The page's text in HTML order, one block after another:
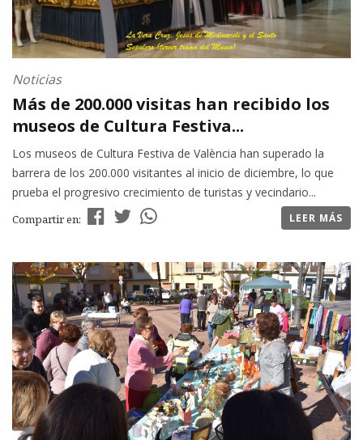
Noticias
Más de 200.000 visitas han recibido los
museos de Cultura Festiva...
Los museos de Cultura Festiva de València han superado la
barrera de los 200.000 visitantes al inicio de diciembre, lo que
prueba el progresivo crecimiento de turistas y vecindario...
Compartir en: LEER MÁS